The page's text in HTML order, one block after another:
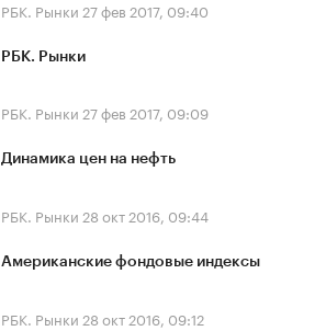
РБК. Рынки 27 фев 2017, 09:40
РБК. Рынки
РБК. Рынки 27 фев 2017, 09:09
Динамика цен на нефть
РБК. Рынки 28 окт 2016, 09:44
Американские фондовые индексы
РБК. Рынки 28 окт 2016, 09:12